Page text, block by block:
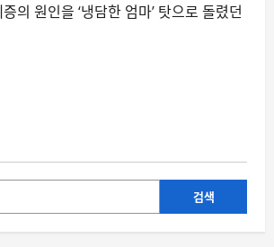
의 원인을 ‘냉담한 엄마’ 탓으로 돌렸던
검색